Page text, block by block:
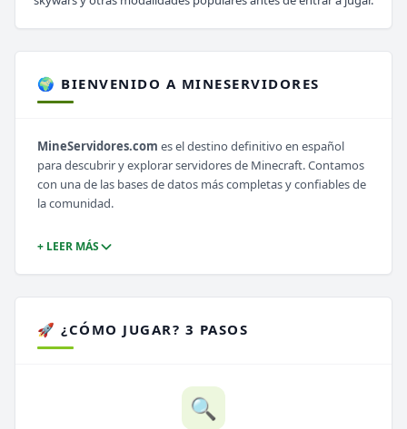
🌍 BIENVENIDO A MINESERVIDORES
MineServidores.com es el destino definitivo en español
para descubrir y explorar servidores de Minecraft. Contamos
con una de las bases de datos más completas y confiables de
la comunidad.
+ LEER MÁS
🚀 ¿CÓMO JUGAR? 3 PASOS
🔍